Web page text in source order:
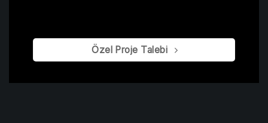
Özel Proje Talebi